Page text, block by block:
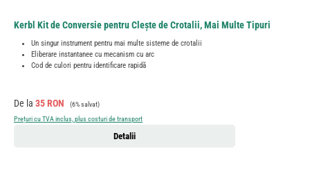
Kerbl Kit de Conversie pentru Clește de Crotalii, Mai Multe Tipuri
Un singur instrument pentru mai multe sisteme de crotalii
Eliberare instantanee cu mecanism cu arc
Cod de culori pentru identificare rapidă
Preț de vânzare:
De la 35 RON Preț obișnuit:
(6% salvat)
Prețuri cu TVA inclus, plus costuri de transport
Detalii